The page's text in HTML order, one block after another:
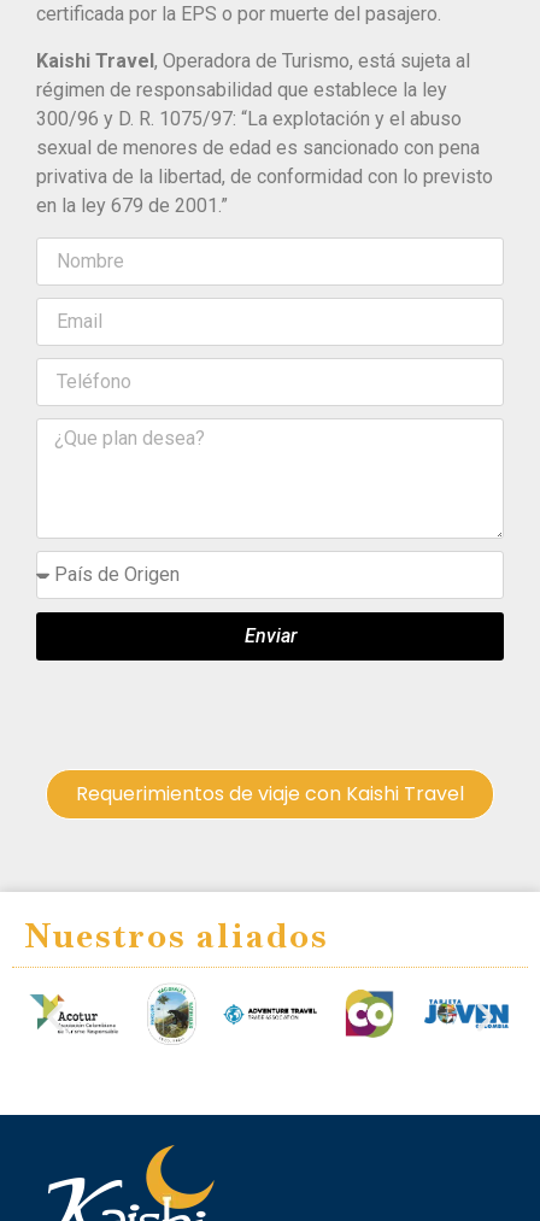
certificada por la EPS o por muerte del pasajero.
Kaishi Travel, Operadora de Turismo, está sujeta al
régimen de responsabilidad que establece la ley
300/96 y D. R. 1075/97: “La explotación y el abuso
sexual de menores de edad es sancionado con pena
privativa de la libertad, de conformidad con lo previsto
en la ley 679 de 2001.”
Enviar
Requerimientos de viaje con Kaishi Travel
Nuestros aliados